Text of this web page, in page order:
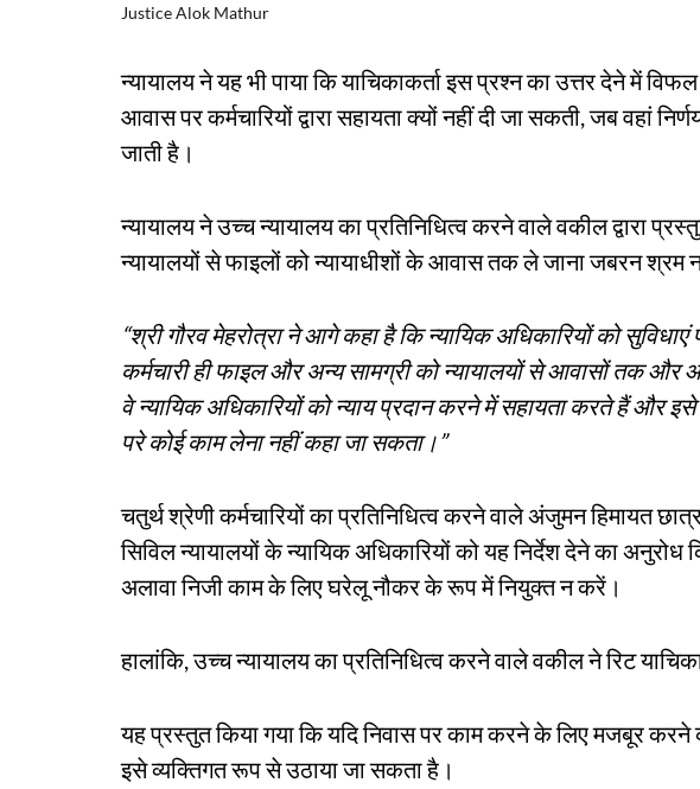
Justice Alok Mathur
न्यायालय ने यह भी पाया कि याचिकाकर्ता इस प्रश्न का उत्तर देने में
आवास पर कर्मचारियों द्वारा सहायता क्यों नहीं दी जा सकती, जब वहां
जाती है।
न्यायालय ने उच्च न्यायालय का प्रतिनिधित्व करने वाले वकील द्वारा
न्यायालयों से फाइलों को न्यायाधीशों के आवास तक ले जाना जबरन श्रम
“श्री गौरव मेहरोत्रा ​​ने आगे कहा है कि न्यायिक अधिकारियों को
कर्मचारी ही फाइल और अन्य सामग्री को न्यायालयों से आवासों तक
वे न्यायिक अधिकारियों को न्याय प्रदान करने में सहायता करते हैं और इसे
परे कोई काम लेना नहीं कहा जा सकता।”
चतुर्थ श्रेणी कर्मचारियों का प्रतिनिधित्व करने वाले अंजुमन हिमायत
सिविल न्यायालयों के न्यायिक अधिकारियों को यह निर्देश देने का
अलावा निजी काम के लिए घरेलू नौकर के रूप में नियुक्त न करें।
हालांकि, उच्च न्यायालय का प्रतिनिधित्व करने वाले वकील ने रिट
यह प्रस्तुत किया गया कि यदि निवास पर काम करने के लिए मजबूर करने
इसे व्यक्तिगत रूप से उठाया जा सकता है।